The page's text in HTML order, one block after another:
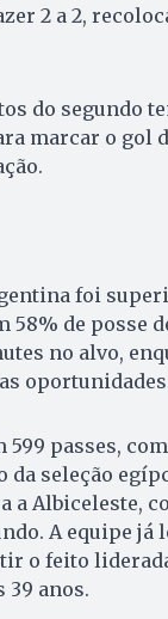
2 a 2,
do segundo
marcar o gol
foi
de posse
no alvo,
passes,
da seleção
a Albiceleste,
A equipe já
o feito
39 anos.